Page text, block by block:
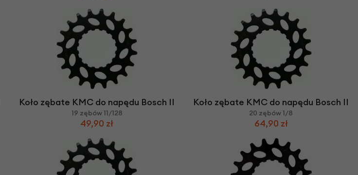
Koło zębate KMC do napędu Bosch II
19 zębów 11/128
49,90 zł
Koło zębate KMC do napędu Bosch II
20 zębów 1/8
64,90 zł